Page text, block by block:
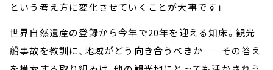
という考え方に変化させていくことが大事です」
世界自然遺産の登録から今年で20年を迎える知床。観光
船事故を教訓に、地域がどう向き合うべきか——その答え